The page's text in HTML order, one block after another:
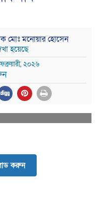
মোঃ মনোয়ার হোসেন
হয়েছে
২০২৬
করুন